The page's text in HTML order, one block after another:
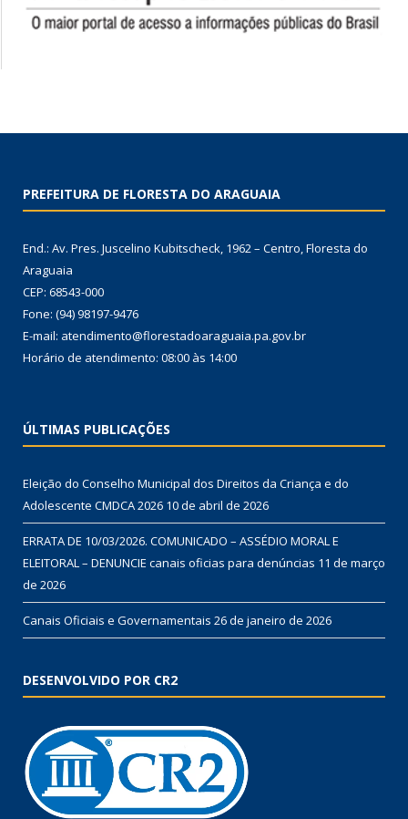
PREFEITURA DE FLORESTA DO ARAGUAIA
End.: Av. Pres. Juscelino Kubitscheck, 1962 – Centro, Floresta do
Araguaia
CEP: 68543-000
Fone: (94) 98197-9476
E-mail: atendimento@florestadoaraguaia.pa.gov.br
Horário de atendimento: 08:00 às 14:00
ÚLTIMAS PUBLICAÇÕES
Eleição do Conselho Municipal dos Direitos da Criança e do
Adolescente CMDCA 2026 10 de abril de 2026
ERRATA DE 10/03/2026. COMUNICADO – ASSÉDIO MORAL E
ELEITORAL – DENUNCIE canais oficias para denúncias 11 de março
de 2026
Canais Oficiais e Governamentais 26 de janeiro de 2026
DESENVOLVIDO POR CR2